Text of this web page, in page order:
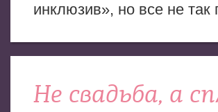
инклюзив», но все не
Не свадьба, а